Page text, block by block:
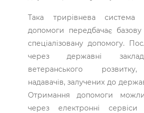
Така трирівнева система
допомоги передбачає базову
спеціалізовану допомогу.
через державні
ветеранського
надавачів, залучених до
Отримання допомоги
через електронні